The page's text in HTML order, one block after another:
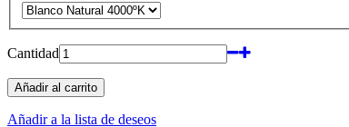
Cantidad
Añadir al carrito
Añadir a la lista de deseos